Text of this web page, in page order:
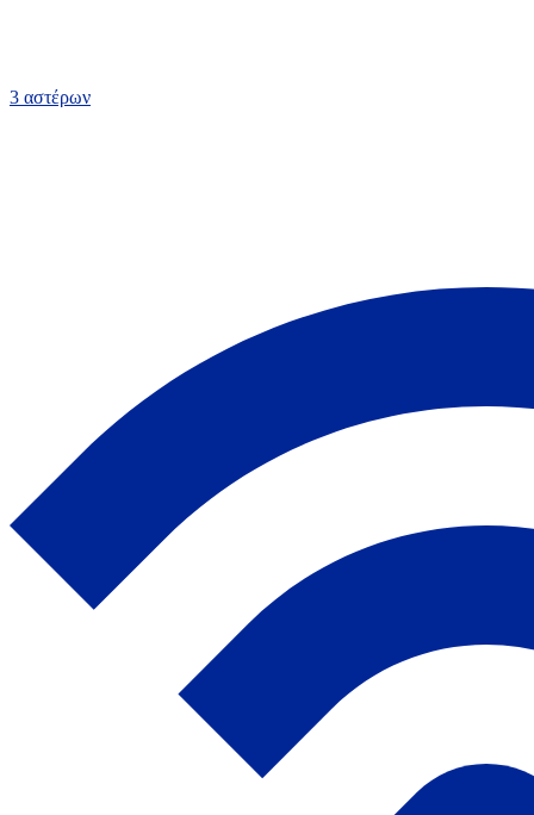
3 αστέρων